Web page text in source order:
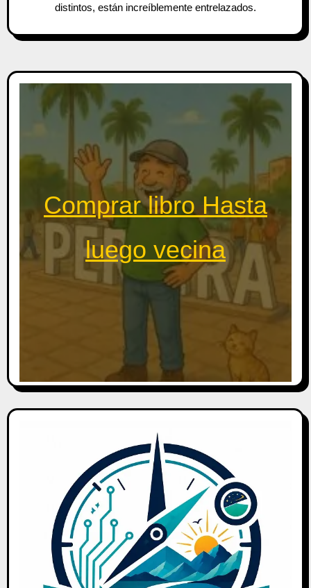
distintos, están increíblemente entrelazados.
Comprar libro Hasta
luego vecina